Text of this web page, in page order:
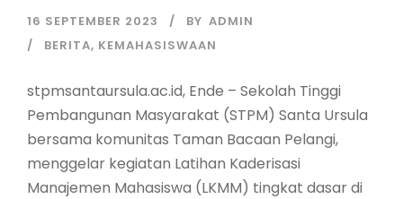
16 SEPTEMBER 2023 BY ADMIN
BERITA, KEMAHASISWAAN
stpmsantaursula.ac.id, Ende – Sekolah Tinggi
Pembangunan Masyarakat (STPM) Santa Ursula
bersama komunitas Taman Bacaan Pelangi,
menggelar kegiatan Latihan Kaderisasi
Manajemen Mahasiswa (LKMM) tingkat dasar di